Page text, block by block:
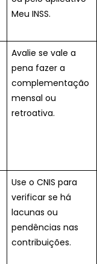
Meu INSS.
Avalie se vale a
pena fazer a
complementação
mensal ou
retroativa.
Use o CNIS para
verificar se há
lacunas ou
pendências nas
contribuições.